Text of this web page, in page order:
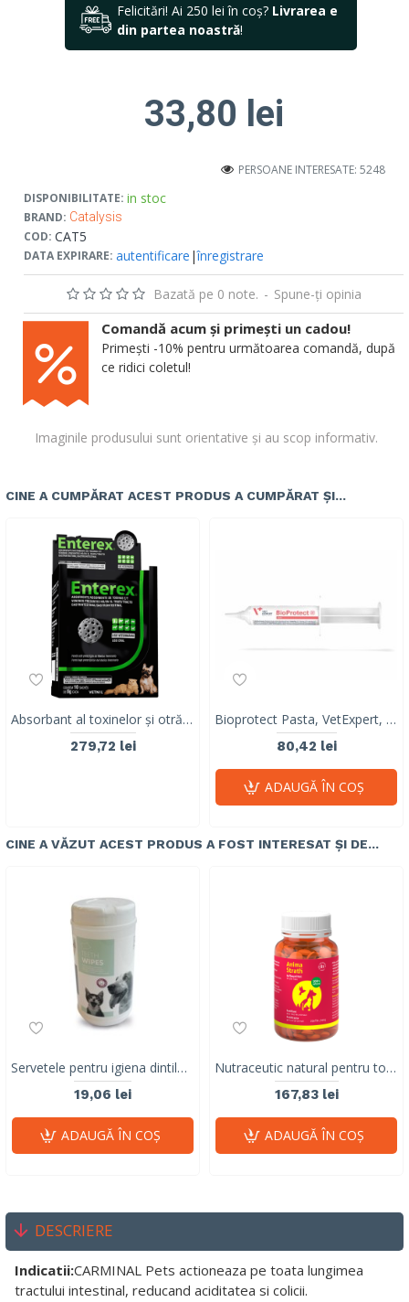
Felicitări! Ai 250 lei în coș? Livrarea e
din partea noastră!
DISPONIBILITATE: in stoc
BRAND: Catalysis
COD: CAT5
DATA EXPIRARE: autentificare |înregistrare
PERSOANE INTERESATE: 5248
Bazată pe 0 note. - Spune-ţi opinia
33,80 lei
Imaginile produsului sunt orientative și au scop informativ.
Comandă acum și primești un cadou!
Primești -10% pentru următoarea comandă, după
ce ridici coletul!
CINE A CUMPĂRAT ACEST PRODUS A CUMPĂRAT ȘI...
Absorbant al toxinelor și otrăvurilor prezente în tractul gastrointestinal, Enterex®, Vetnil, 10 PLICURI, 8G
279,72 lei
Bioprotect Pasta, VetExpert, 15 ml
80,42 lei
ADAUGĂ ÎN COŞ
CINE A VĂZUT ACEST PRODUS A FOST INTERESAT ȘI DE...
Servetele pentru igiena dintilor Teeth Wipes M-PETS, 18x20,5 cm, 40 buc
19,06 lei
ADAUGĂ ÎN COŞ
Nutraceutic natural pentru toate animalele Anima-Strath, 200 comprimate
167,83 lei
ADAUGĂ ÎN COŞ
DESCRIERE
Indicatii:CARMINAL Pets actioneaza pe toata lungimea
tractului intestinal, reducand aciditatea si colicii.